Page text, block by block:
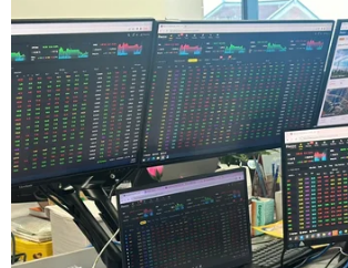
Iran khẳng định không muốn
với các nước châu Âu
24/07/2019 10:46